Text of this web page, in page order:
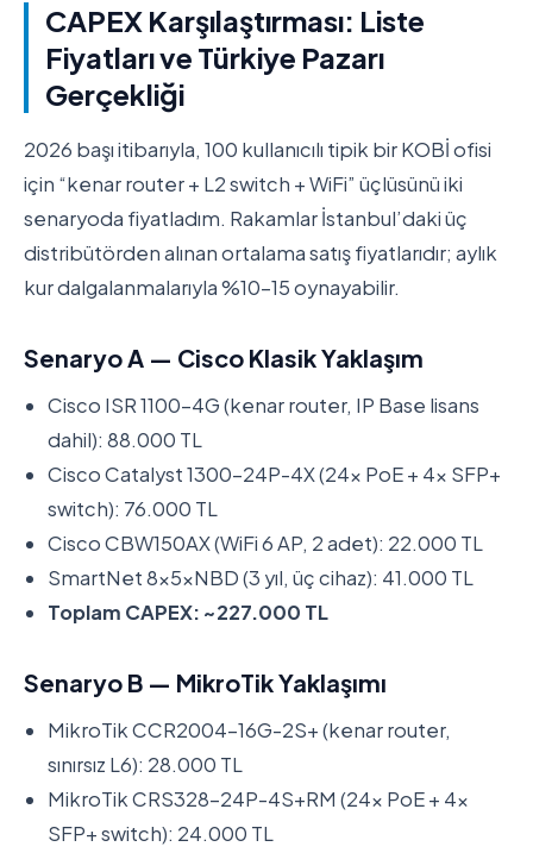
CAPEX Karşılaştırması: Liste
Fiyatları ve Türkiye Pazarı
Gerçekliği
2026 başı itibarıyla, 100 kullanıcılı tipik bir KOBİ ofisi
için “kenar router + L2 switch + WiFi” üçlüsünü iki
senaryoda fiyatladım. Rakamlar İstanbul’daki üç
distribütörden alınan ortalama satış fiyatlarıdır; aylık
kur dalgalanmalarıyla %10-15 oynayabilir.
Senaryo A — Cisco Klasik Yaklaşım
Cisco ISR 1100-4G (kenar router, IP Base lisans
dahil): 88.000 TL
Cisco Catalyst 1300-24P-4X (24x PoE + 4x SFP+
switch): 76.000 TL
Cisco CBW150AX (WiFi 6 AP, 2 adet): 22.000 TL
SmartNet 8x5xNBD (3 yıl, üç cihaz): 41.000 TL
Toplam CAPEX: ~227.000 TL
Senaryo B — MikroTik Yaklaşımı
MikroTik CCR2004-16G-2S+ (kenar router,
sınırsız L6): 28.000 TL
MikroTik CRS328-24P-4S+RM (24x PoE + 4x
SFP+ switch): 24.000 TL